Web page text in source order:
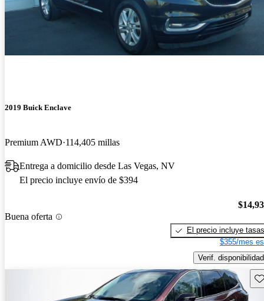
2019 Buick Enclave
Premium AWD 114,405 millas
Entrega a domicilio desde Las Vegas, NV
El precio incluye envío de $394
Buena oferta
El precio incluye tasas
$355/mes
Verif. disponibilidad